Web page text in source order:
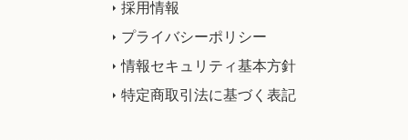
採用情報
プライバシーポリシー
情報セキュリティ基本方針
特定商取引法に基づく表記